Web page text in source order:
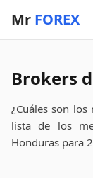
Mr FOREX
Brokers
¿Cuáles son
lista de los
Honduras para